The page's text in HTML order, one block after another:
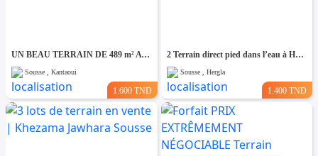
UN BEAU TERRAIN DE 489 m² A KANTAOUI
Sousse , Kantaoui
1.600 TND
2 Terrain direct pied dans l’eau à Hergla
Sousse , Hergla
1.400 TND